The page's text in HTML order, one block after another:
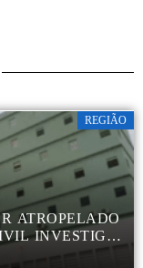
REGIÃO
ATROPELADO
INVESTIGA